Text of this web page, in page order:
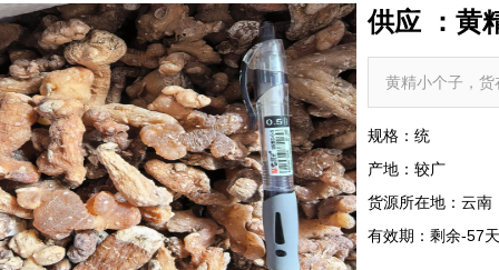
供应 ：黄
黄精小个子，
规格：统
产地：较广
货源所在地：云南
有效期：剩余-57天